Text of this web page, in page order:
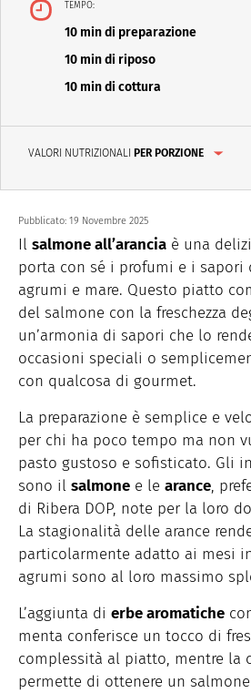
TEMPO:
10 min di preparazione
10 min di riposo
10 min di cottura
VALORI NUTRIZIONALI PER PORZIONE
Pubblicato: 19 Novembre 2025
Il salmone all’arancia è una
porta con sé i profumi e i sapori
agrumi e mare. Questo piatto
del salmone con la freschezza
un’armonia di sapori che lo
occasioni speciali o
con qualcosa di gourmet.
La preparazione è semplice e
per chi ha poco tempo ma non
pasto gustoso e sofisticato. Gli
sono il salmone e le arance,
di Ribera DOP, note per la loro
La stagionalità delle arance
particolarmente adatto ai mesi
agrumi sono al loro massimo
L’aggiunta di erbe aromatiche
menta conferisce un tocco di
complessità al piatto, mentre la
permette di ottenere un